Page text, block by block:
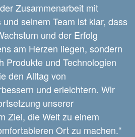
Zusammenarbeit mit
seinem Team ist klar, dass
und der Erfolg
am Herzen liegen, sondern
Produkte und Technologien
den Alltag von
und erleichtern. Wir
unserer
Ziel, die Welt zu einem
Ort zu machen.“